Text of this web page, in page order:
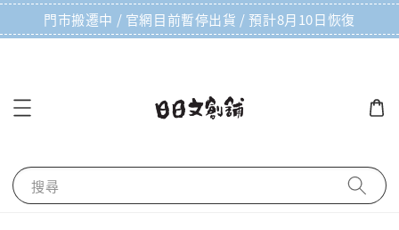
門市搬遷中 / 官網目前暫停出貨 / 預計8月10日恢復
搜尋